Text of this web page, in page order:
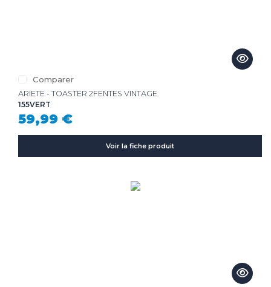
Comparer
ARIETE - TOASTER 2FENTES VINTAGE
155VERT
59,99 €
Voir la fiche produit